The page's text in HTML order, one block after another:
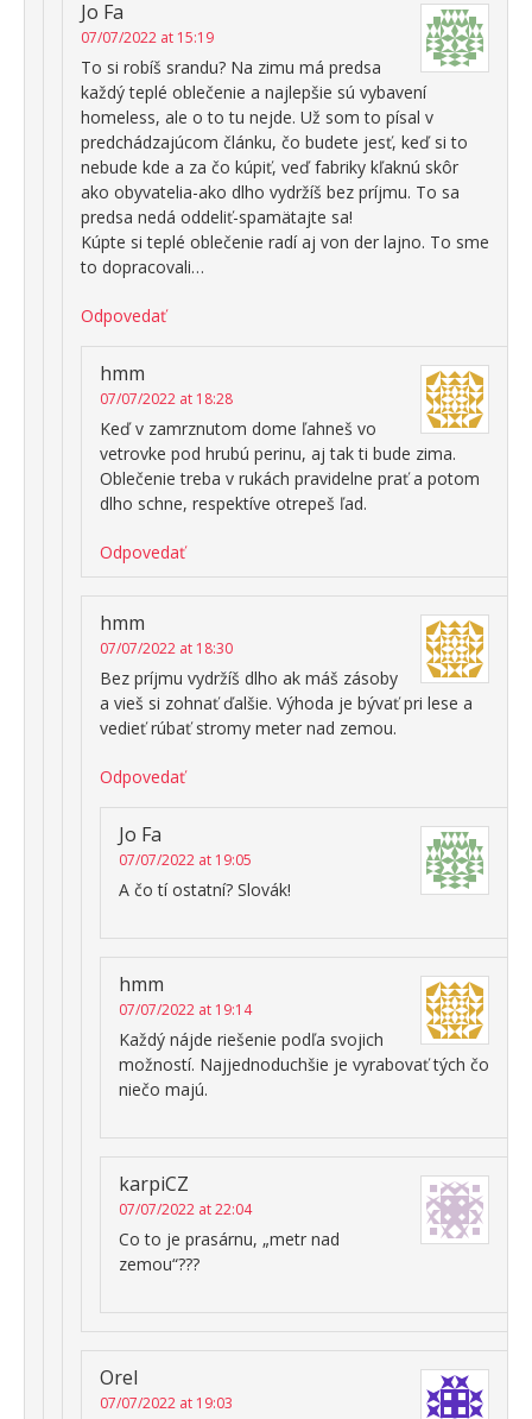
Jo Fa
07/07/2022 at 15:19
To si robíš srandu? Na zimu má predsa
každý teplé oblečenie a najlepšie sú vybavení
homeless, ale o to tu nejde. Už som to písal v
predchádzajúcom článku, čo budete jesť, keď si to
nebude kde a za čo kúpiť, veď fabriky kľaknú skôr
ako obyvatelia-ako dlho vydržíš bez príjmu. To sa
predsa nedá oddeliť-spamätajte sa!
Kúpte si teplé oblečenie radí aj von der lajno. To sme
to dopracovali…
Odpovedať
hmm
07/07/2022 at 18:28
Keď v zamrznutom dome ľahneš vo
vetrovke pod hrubú perinu, aj tak ti bude zima.
Oblečenie treba v rukách pravidelne prať a potom
dlho schne, respektíve otrepeš ľad.
Odpovedať
hmm
07/07/2022 at 18:30
Bez príjmu vydržíš dlho ak máš zásoby
a vieš si zohnať ďalšie. Výhoda je bývať pri lese a
vedieť rúbať stromy meter nad zemou.
Odpovedať
Jo Fa
07/07/2022 at 19:05
A čo tí ostatní? Slovák!
hmm
07/07/2022 at 19:14
Každý nájde riešenie podľa svojich
možností. Najjednoduchšie je vyrabovať tých čo
niečo majú.
karpiCZ
07/07/2022 at 22:04
Co to je prasárnu, „metr nad
zemou“???
Orel
07/07/2022 at 19:03